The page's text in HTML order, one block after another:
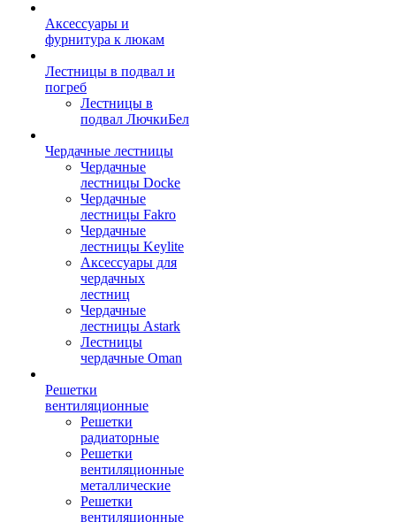
Аксессуары и
фурнитура к люкам
Лестницы в подвал и
погреб
Лестницы в
подвал ЛючкиБел
Чердачные лестницы
Чердачные
лестницы Docke
Чердачные
лестницы Fakro
Чердачные
лестницы Keylite
Аксессуары для
чердачных
лестниц
Чердачные
лестницы Astark
Лестницы
чердачные Oman
Решетки
вентиляционные
Решетки
радиаторные
Решетки
вентиляционные
металлические
Решетки
вентиляционные